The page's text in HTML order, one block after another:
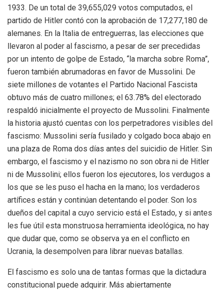
1933. De un total de 39,655,029 votos computados, el
partido de Hitler contó con la aprobación de 17,277,180 de
alemanes. En la Italia de entreguerras, las elecciones que
llevaron al poder al fascismo, a pesar de ser precedidas
por un intento de golpe de Estado, “la marcha sobre Roma”,
fueron también abrumadoras en favor de Mussolini. De
siete millones de votantes el Partido Nacional Fascista
obtuvo más de cuatro millones; el 63.78% del electorado
respaldó inicialmente el proyecto de Mussolini. Finalmente
la historia ajustó cuentas con los perpetradores visibles del
fascismo: Mussolini sería fusilado y colgado boca abajo en
una plaza de Roma dos días antes del suicidio de Hitler. Sin
embargo, el fascismo y el nazismo no son obra ni de Hitler
ni de Mussolini; ellos fueron los ejecutores, los verdugos a
los que se les puso el hacha en la mano; los verdaderos
artífices están y continúan detentando el poder. Son los
dueños del capital a cuyo servicio está el Estado, y si antes
les fue útil esta monstruosa herramienta ideológica, no hay
que dudar que, como se observa ya en el conflicto en
Ucrania, la desempolven para librar nuevas batallas.
El fascismo es solo una de tantas formas que la dictadura
constitucional puede adquirir. Más abiertamente